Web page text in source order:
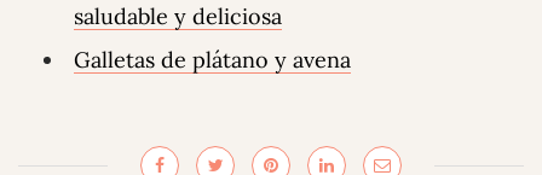
saludable y deliciosa
Galletas de plátano y avena